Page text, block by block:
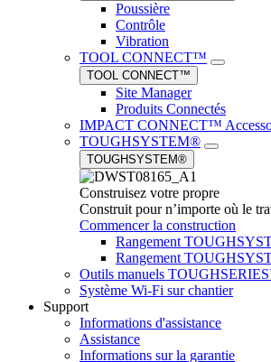
Poussière
Contrôle
Vibration
TOOL CONNECT™
TOOL CONNECT™
Site Manager
Produits Connectés
IMPACT CONNECT™
TOUGHSYSTEM®
TOUGHSYSTEM®
Construisez votre propre
Construit pour n’importe où le
Commencer la construction
Rangement
Rangement
Outils manuels
Système Wi-Fi sur chantier
Support
Informations d'assistance
Assistance
Informations sur la garantie